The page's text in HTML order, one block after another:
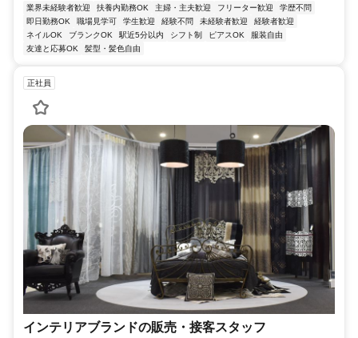
業界未経験者歓迎 扶養内勤務OK 主婦・主夫歓迎 フリーター歓迎
学歴不問
即日勤務OK
職場見学可 学生歓迎 経験不問 未経験者歓迎
経験者歓迎
ネイルOK
ブランクOK 駅近5分以内 シフト制 ピアスOK
服装自由
友達と応募OK
髪型・髪色自由
正社員
インテリアブランドの販売・接客スタッフ